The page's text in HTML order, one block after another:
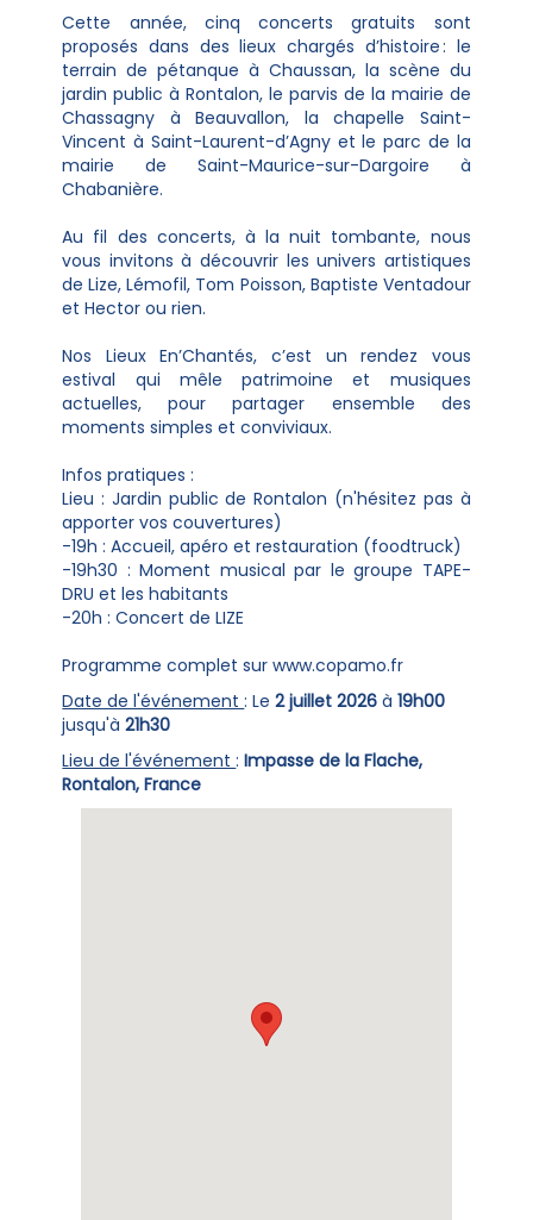
Cette année, cinq concerts gratuits sont
proposés dans des lieux chargés d’histoire : le
terrain de pétanque à Chaussan, la scène du
jardin public à Rontalon, le parvis de la mairie de
Chassagny à Beauvallon, la chapelle Saint-
Vincent à Saint-Laurent-d’Agny et le parc de la
mairie de Saint-Maurice-sur-Dargoire à
Chabanière.
Au fil des concerts, à la nuit tombante, nous
vous invitons à découvrir les univers artistiques
de Lize, Lémofil, Tom Poisson, Baptiste Ventadour
et Hector ou rien.
Nos Lieux En’Chantés, c’est un rendez vous
estival qui mêle patrimoine et musiques
actuelles, pour partager ensemble des
moments simples et conviviaux.
Infos pratiques :
Lieu : Jardin public de Rontalon (n'hésitez pas à
apporter vos couvertures)
-19h : Accueil, apéro et restauration (foodtruck)
-19h30 : Moment musical par le groupe TAPE-
DRU et les habitants
-20h : Concert de LIZE
Programme complet sur www.copamo.fr
Date de l'événement: Le2 juillet 2026 à19h00
jusqu'à21h30
Lieu de l'événement:Impasse de la Flache,
Rontalon, France